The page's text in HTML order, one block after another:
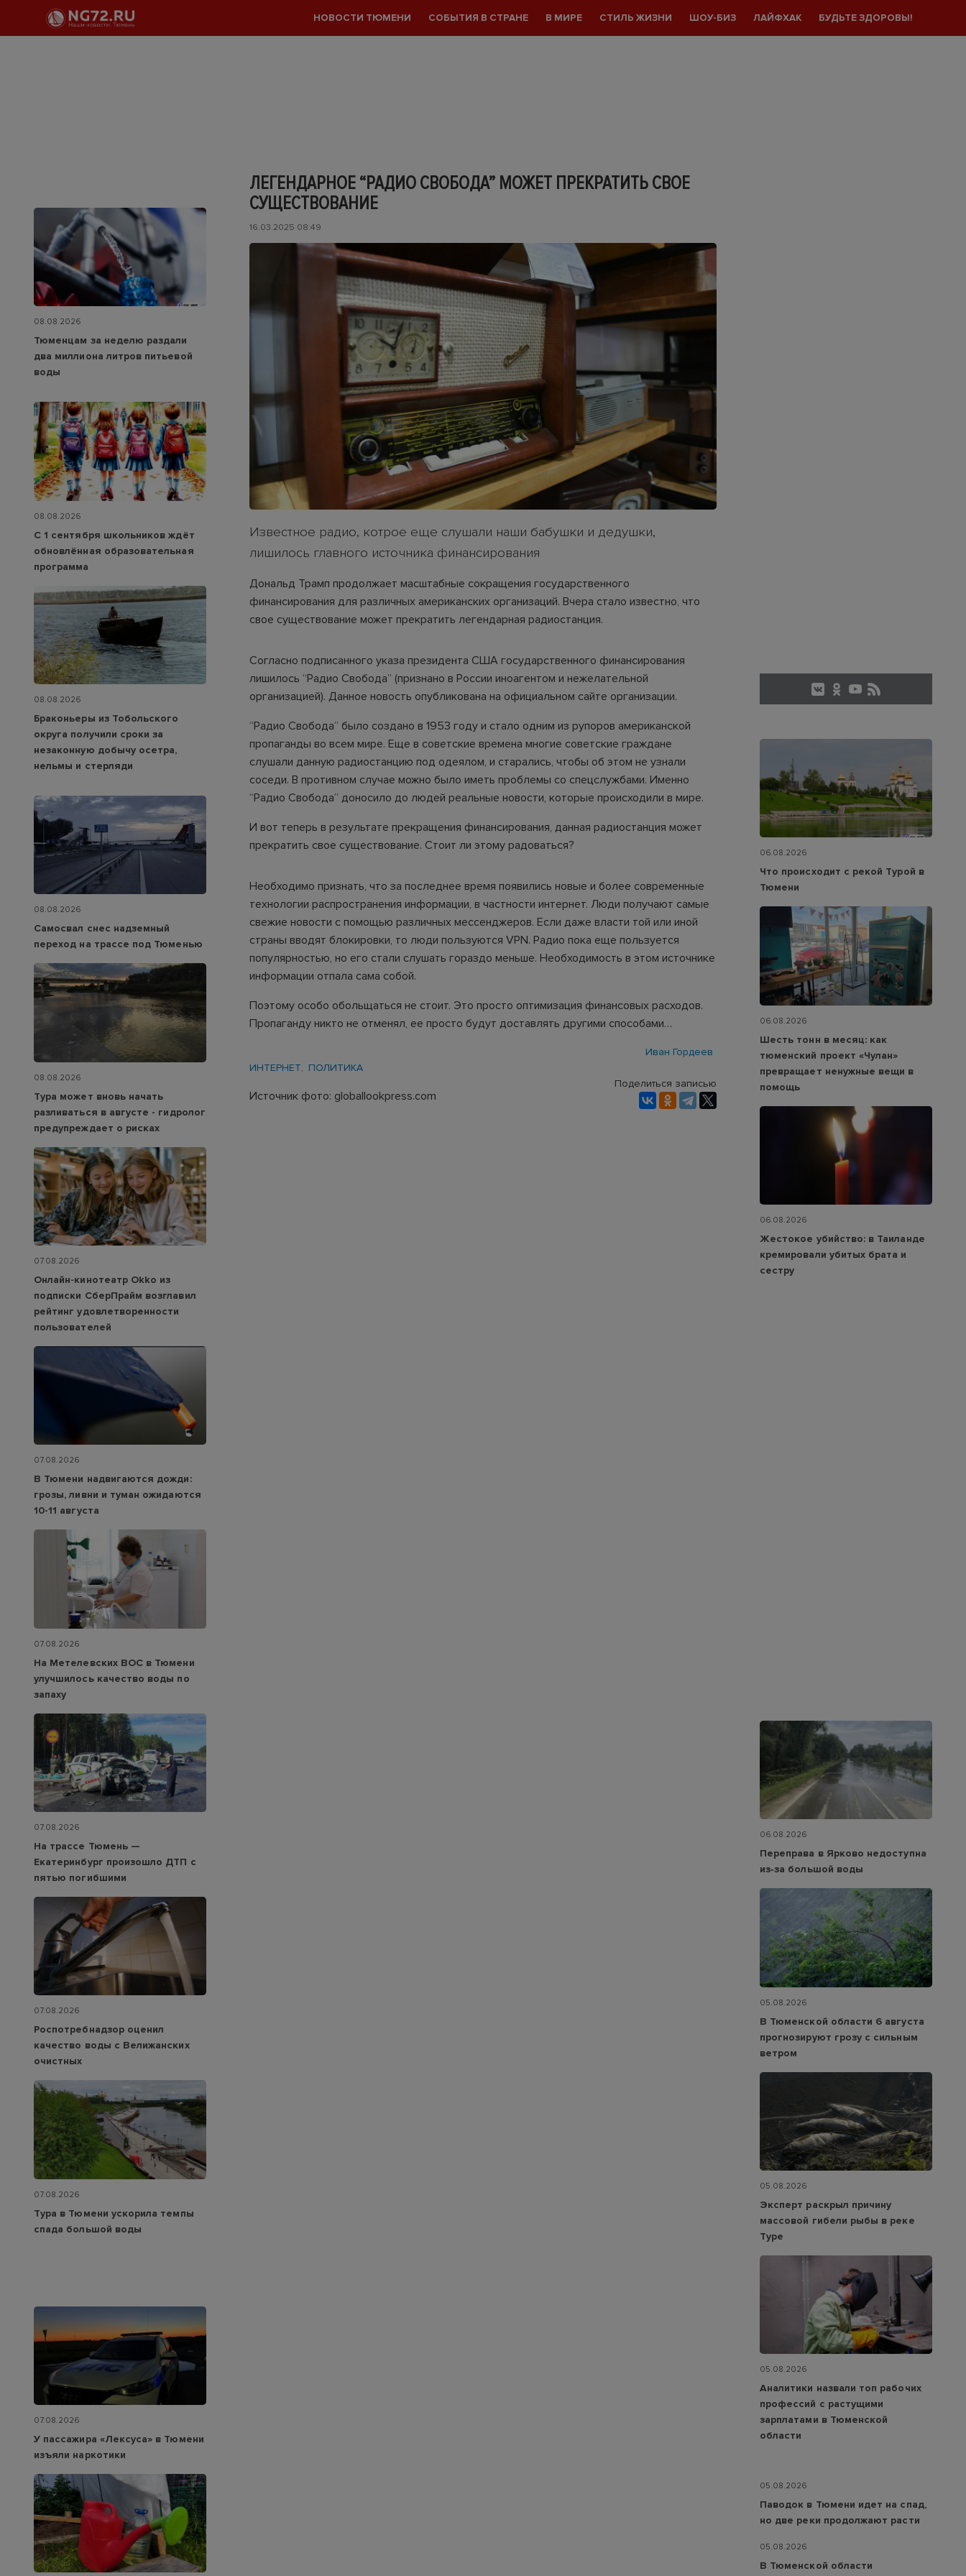
НОВОСТИ ТЮМЕНИ СОБЫТИЯ В СТРАНЕ В МИРЕ СТИЛЬ ЖИЗНИ ШОУ-БИЗ ЛАЙФХАК БУДЬТЕ ЗДОРОВЫ!
ЛЕГЕНДАРНОЕ “РАДИО СВОБОДА” МОЖЕТ ПРЕКРАТИТЬ СВОЕ
СУЩЕСТВОВАНИЕ
16.03.2025 08:49
Известное радио, котрое еще слушали наши бабушки и дедушки,
лишилось главного источника финансирования
Дональд Трамп продолжает масштабные сокращения государственного
финансирования для различных американских организаций. Вчера стало известно, что
свое существование может прекратить легендарная радиостанция.
Согласно подписанного указа президента США государственного финансирования
лишилось “Радио Свобода” (признано в России иноагентом и нежелательной
организацией). Данное новость опубликована на официальном сайте организации.
“Радио Свобода” было создано в 1953 году и стало одним из рупоров американской
пропаганды во всем мире. Еще в советские времена многие советские граждане
слушали данную радиостанцию под одеялом, и старались, чтобы об этом не узнали
соседи. В противном случае можно было иметь проблемы со спецслужбами. Именно
“Радио Свобода” доносило до людей реальные новости, которые происходили в мире.
И вот теперь в результате прекращения финансирования, данная радиостанция может
прекратить свое существование. Стоит ли этому радоваться?
Необходимо признать, что за последнее время появились новые и более современные
технологии распространения информации, в частности интернет. Люди получают самые
свежие новости с помощью различных мессенджеров. Если даже власти той или иной
страны вводят блокировки, то люди пользуются VPN. Радио пока еще пользуется
популярностью, но его стали слушать гораздо меньше. Необходимость в этом источнике
информации отпала сама собой.
Поэтому особо обольщаться не стоит. Это просто оптимизация финансовых расходов.
Пропаганду никто не отменял, ее просто будут доставлять другими способами…
Иван Гордеев
ИНТЕРНЕТ
ПОЛИТИКА
Источник фото: globallookpress.com
Поделиться записью
08.08.2026
Тюменцам за неделю раздали
два миллиона литров питьевой
воды
08.08.2026
С 1 сентября школьников ждёт
обновлённая образовательная
программа
08.08.2026
Браконьеры из Тобольского
округа получили сроки за
незаконную добычу осетра,
нельмы и стерляди
08.08.2026
Самосвал снес надземный
переход на трассе под Тюменью
08.08.2026
Тура может вновь начать
разливаться в августе - гидролог
предупреждает о рисках
07.08.2026
Онлайн-кинотеатр Okko из
подписки СберПрайм возглавил
рейтинг удовлетворенности
пользователей
07.08.2026
В Тюмени надвигаются дожди:
грозы, ливни и туман ожидаются
10-11 августа
07.08.2026
На Метелевских ВОС в Тюмени
улучшилось качество воды по
запаху
07.08.2026
На трассе Тюмень —
Екатеринбург произошло ДТП с
пятью погибшими
07.08.2026
Роспотребнадзор оценил
качество воды с Велижанских
очистных
07.08.2026
Тура в Тюмени ускорила темпы
спада большой воды
07.08.2026
У пассажира «Лексуса» в Тюмени
изъяли наркотики
06.08.2026
Что происходит с рекой Турой в
Тюмени
06.08.2026
Шесть тонн в месяц: как
тюменский проект «Чулан»
превращает ненужные вещи в
помощь
06.08.2026
Жестокое убийство: в Таиланде
кремировали убитых брата и
сестру
06.08.2026
Переправа в Ярково недоступна
из‑за большой воды
05.08.2026
В Тюменской области 6 августа
прогнозируют грозу с сильным
ветром
05.08.2026
Эксперт раскрыл причину
массовой гибели рыбы в реке
Туре
05.08.2026
Аналитики назвали топ рабочих
профессий с растущими
зарплатами в Тюменской
области
05.08.2026
Паводок в Тюмени идет на спад,
но две реки продолжают расти
05.08.2026
В Тюменской области